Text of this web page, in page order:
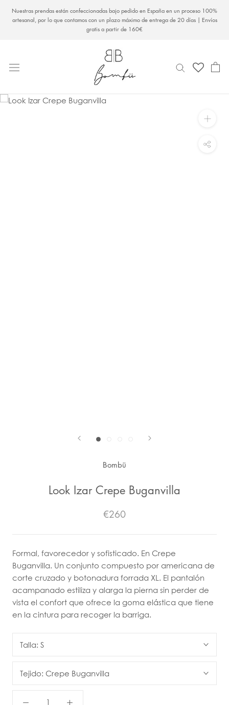
Nuestras prendas están confeccionadas bajo pedido en España en un proceso 100%
artesanal, por lo que contamos con un plazo máximo de entrega de 20 días | Envíos
gratis a partir de 160€
Bombü
Look Izar Crepe Buganvilla
€260
Formal, favorecedor y sofisticado. En Crepe
Buganvilla. Un conjunto compuesto por americana de
corte cruzado y botonadura forrada XL. El pantalón
acampanado estiliza y alarga la pierna sin perder de
vista el confort que ofrece la goma elástica que tiene
en la cintura para recoger la barriga.
Talla: S
Tejido: Crepe Buganvilla